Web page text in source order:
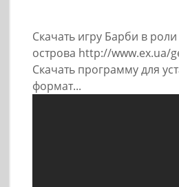
Скачать игру Барби в
острова http://www.ex.ua/
Скачать программу для
формат...